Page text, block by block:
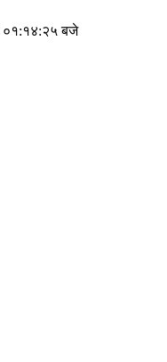
०१:१४:२६ बजे